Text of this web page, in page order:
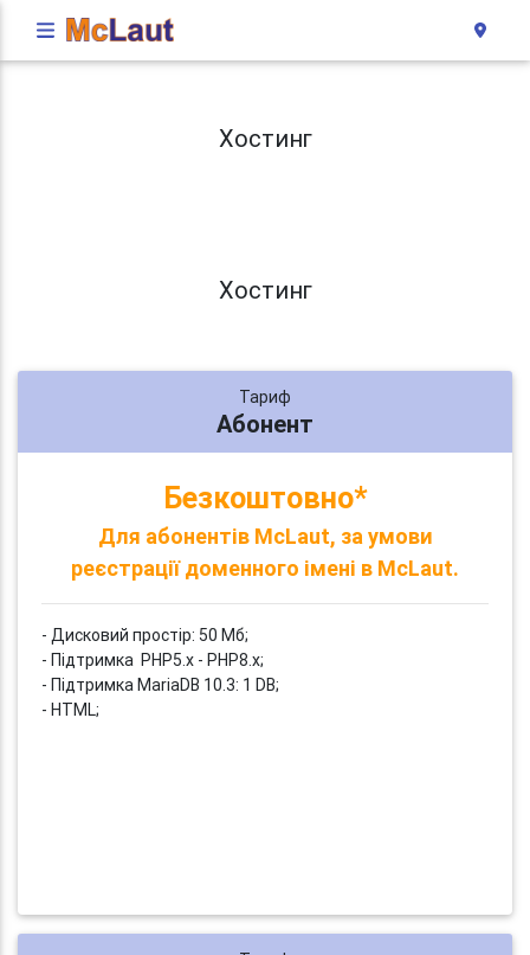
Хостинг
Хостинг
Тариф
Абонент
Безкоштовно*
Для абонентів McLaut, за умови
реєстрації доменного імені в McLaut.
- Дисковий простір: 50 Мб;
- Підтримка PHP5.x - PHP8.x;
- Підтримка MariaDB 10.3: 1 DB;
- HTML;